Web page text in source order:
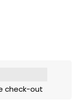
check-out